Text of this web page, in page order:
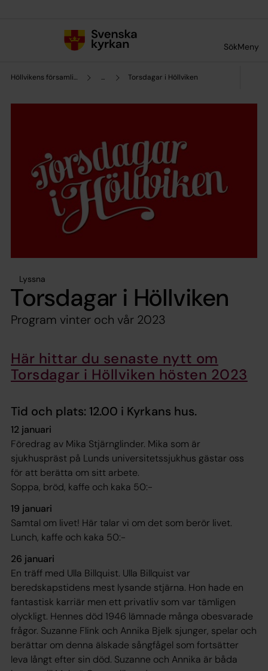
SökMeny
Höllvikens församling ... Torsdagar i Höllviken
Lyssna
Torsdagar i Höllviken
Program vinter och vår 2023
Här hittar du senaste nytt om
Torsdagar i Höllviken hösten 2023
Tid och plats: 12.00 i Kyrkans hus.
12 januari
Föredrag av Mika Stjärnglinder. Mika som är
sjukhuspräst på Lunds universitetssjukhus gästar oss
för att berätta om sitt arbete.
Soppa, bröd, kaffe och kaka 50:-
19 januari
Samtal om livet! Här talar vi om det som berör livet.
Lunch, kaffe och kaka 50:-
26 januari
En träff med Ulla Billquist. Ulla Billquist var
beredskapstidens mest lysande stjärna. Hon hade en
fantastisk karriär men ett privatliv som var tämligen
olyckligt. Hennes död 1946 lämnade många obesvarade
frågor. Suzanne Flink och Annika Bjelk sjunger, spelar och
berättar om denna älskade sångfågel som fortsätter
leva långt efter sin död. Suzanne och Annika är båda